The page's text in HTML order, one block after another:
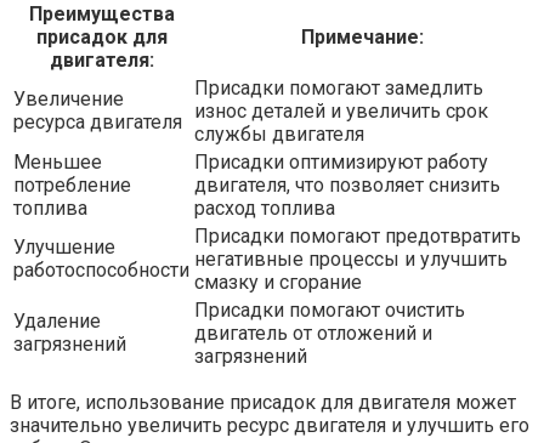
Преимущества
присадок для
двигателя:
Примечание:
Увеличение
ресурса двигателя
Присадки помогают замедлить
износ деталей и увеличить срок
службы двигателя
Меньшее
потребление
топлива
Присадки оптимизируют работу
двигателя, что позволяет снизить
расход топлива
Улучшение
работоспособности
Присадки помогают предотвратить
негативные процессы и улучшить
смазку и сгорание
Удаление
загрязнений
Присадки помогают очистить
двигатель от отложений и
загрязнений
В итоге, использование присадок для двигателя может
значительно увеличить ресурс двигателя и улучшить его